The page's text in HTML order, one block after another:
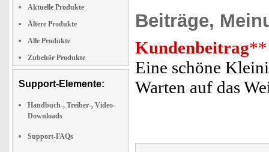
Aktuelle Produkte
Ältere Produkte
Alle Produkte
Zubehör Produkte
Support-Elemente:
Handbuch-, Treiber-, Video-
Downloads
Support-FAQs
Beiträge,
Kundenbeitrag**
Eine schöne
Warten auf das